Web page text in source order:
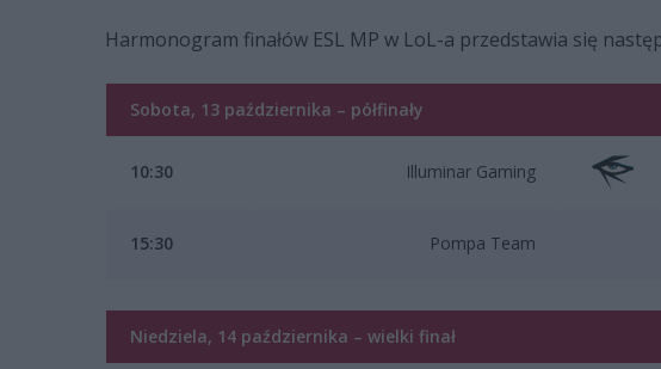
Harmonogram finałów ESL MP w LoL-a przedstawia się
Sobota, 13 października – półfinały
10:30 Illuminar Gaming
15:30 Pompa Team
Niedziela, 14 października – wielki finał